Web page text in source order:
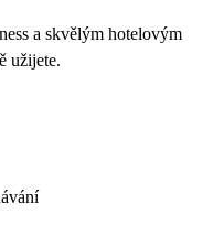
a skvělým hotelovým
užijete.